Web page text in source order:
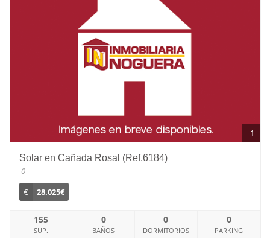
1
Solar en Cañada Rosal (Ref.6184)
0
€
28.025€
155
SUP.
0
BAÑOS
0
DORMITORIOS
0
PARKING